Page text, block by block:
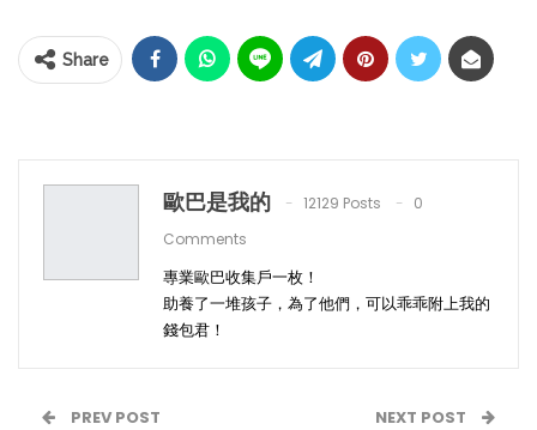
Share
歐巴是我的 12129 Posts
0
Comments
專業歐巴收集戶一枚！
助養了一堆孩子，為了他們，可以乖乖附上我的
錢包君！
PREV POST NEXT POST